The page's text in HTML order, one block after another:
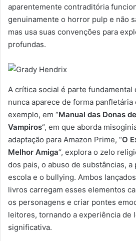
aparentemente contraditória
genuinamente o horror pulp e não
mas usa suas convenções para
profundas.
A crítica social é parte fundamental
nunca aparece de forma
exemplo, em “Manual das Donas
Vampiros“, em que aborda
adaptação para Amazon Prime, “O
Melhor Amiga“, explora o zelo
dos pais, o abuso de substâncias, a
escola e o bullying. Ambos
livros carregam esses elementos
os personagens e criar pontes
leitores, tornando a experiência de
significativa.